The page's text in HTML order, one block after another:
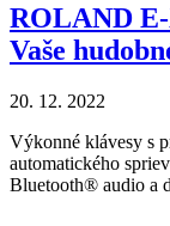
ROLAND
Vaše
20. 12. 2022
Výkonné klávesy s
automatického
Bluetooth® audio a